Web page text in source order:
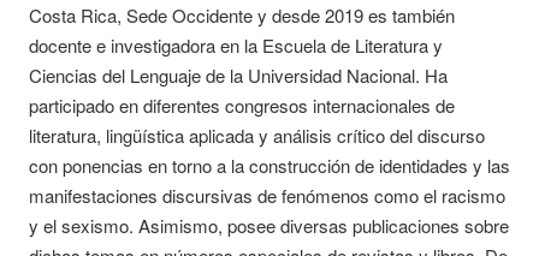
Costa Rica, Sede Occidente y desde 2019 es también
docente e investigadora en la Escuela de Literatura y
Ciencias del Lenguaje de la Universidad Nacional. Ha
participado en diferentes congresos internacionales de
literatura, lingüística aplicada y análisis crítico del discurso
con ponencias en torno a la construcción de identidades y las
manifestaciones discursivas de fenómenos como el racismo
y el sexismo. Asimismo, posee diversas publicaciones sobre